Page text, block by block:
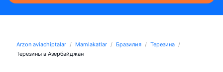
Arzon aviachiptalar Mamlakatlar Бразилия
Терезина
Терезины в Азербайджан